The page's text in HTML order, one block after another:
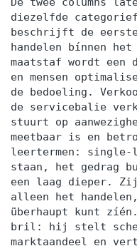
diezelfde
beschrijft de
handelen bínnen
maatstaf wordt een
en mensen
de bedoeling.
de servicebalie
stuurt op
meetbaar is en
leertermen:
staan, het gedrag
een laag dieper.
alleen het
überhaupt kunt
bril: hij stelt
marktaandeel en